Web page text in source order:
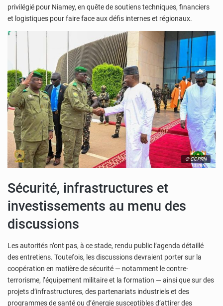
privilégié pour Niamey, en quête de soutiens techniques, financiers
et logistiques pour faire face aux défis internes et régionaux.
© CCPRN
Sécurité, infrastructures et
investissements au menu des
discussions
Les autorités n’ont pas, à ce stade, rendu public l’agenda détaillé
des entretiens. Toutefois, les discussions devraient porter sur la
coopération en matière de sécurité — notamment le contre-
terrorisme, l’équipement militaire et la formation — ainsi que sur des
projets d’infrastructures, des partenariats industriels et des
programmes de santé ou d’énergie susceptibles d’attirer des